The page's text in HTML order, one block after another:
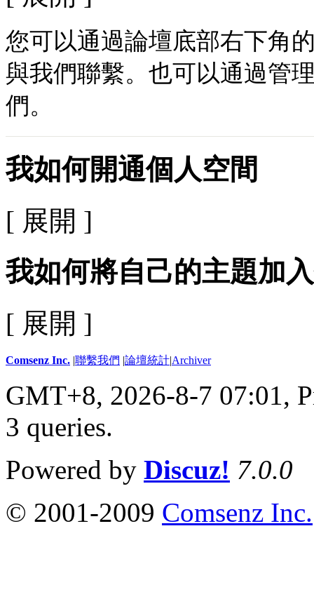
您可以通過論壇底部右下角
與我們聯繫。也可以通過管
們。
我如何開通個人空間
[ 展開 ]
我如何將自己的主題加
[ 展開 ]
Comsenz Inc. |聯繫我們 |論壇統計|Archiver
GMT+8, 2026-8-7 07:01,
3 queries.
Powered by Discuz! 7.0.0
© 2001-2009 Comsenz Inc.